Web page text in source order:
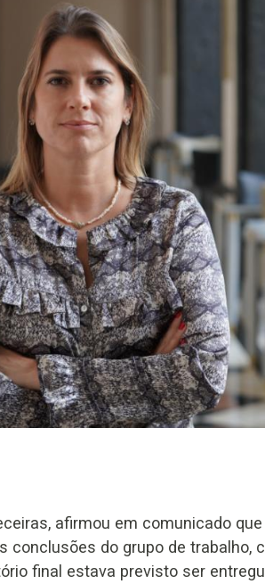
afirmou em comunicado
do grupo de trabalho,
final estava previsto ser